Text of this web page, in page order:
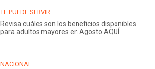
TE PUEDE SERVIR
Revisa cuáles son los beneficios disponibles
para adultos mayores en Agosto AQUÍ
NACIONAL